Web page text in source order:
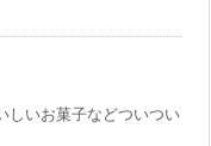
しいお菓子などついつい